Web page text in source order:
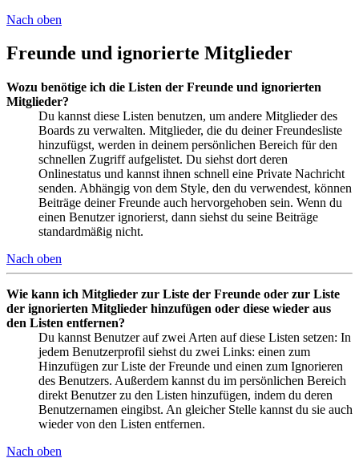
Nach oben
Freunde und ignorierte Mitglieder
Wozu benötige ich die Listen der Freunde und ignorierten
Mitglieder?
Du kannst diese Listen benutzen, um andere Mitglieder des
Boards zu verwalten. Mitglieder, die du deiner Freundesliste
hinzufügst, werden in deinem persönlichen Bereich für den
schnellen Zugriff aufgelistet. Du siehst dort deren
Onlinestatus und kannst ihnen schnell eine Private Nachricht
senden. Abhängig von dem Style, den du verwendest, können
Beiträge deiner Freunde auch hervorgehoben sein. Wenn du
einen Benutzer ignorierst, dann siehst du seine Beiträge
standardmäßig nicht.
Nach oben
Wie kann ich Mitglieder zur Liste der Freunde oder zur Liste
der ignorierten Mitglieder hinzufügen oder diese wieder aus
den Listen entfernen?
Du kannst Benutzer auf zwei Arten auf diese Listen setzen: In
jedem Benutzerprofil siehst du zwei Links: einen zum
Hinzufügen zur Liste der Freunde und einen zum Ignorieren
des Benutzers. Außerdem kannst du im persönlichen Bereich
direkt Benutzer zu den Listen hinzufügen, indem du deren
Benutzernamen eingibst. An gleicher Stelle kannst du sie auch
wieder von den Listen entfernen.
Nach oben